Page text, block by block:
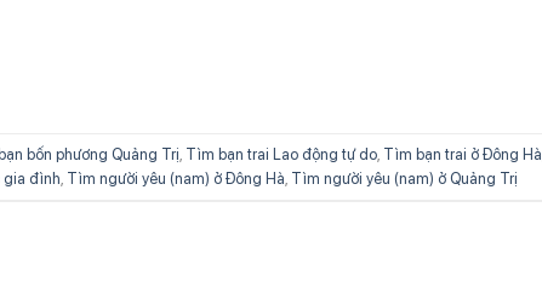
bốn phương Quảng Trị Tìm bạn trai Lao động tự do Tìm bạn trai ở Đông Hà
gia đình Tìm người yêu (nam) ở Đông Hà Tìm người yêu (nam) ở Quảng Trị